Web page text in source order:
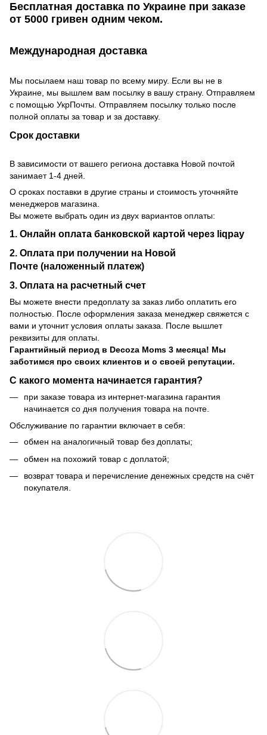
Бесплатная доставка по Украине при заказе
от 5000 гривен одним чеком.
Международная доставка
Мы посылаем наш товар по всему миру. Если вы не в
Украине, мы вышлем вам посылку в вашу страну. Отправляем
с помощью УкрПочты. Отправляем посылку только после
полной оплаты за товар и за доставку.
Срок доставки
В зависимости от вашего региона доставка Новой почтой
занимает 1-4 дней.
О сроках поставки в другие страны и стоимость уточняйте
менеджеров магазина.
Вы можете выбрать один из двух вариантов оплаты:
1. Онлайн оплата банковской картой через liqpay
2. Оплата при получении на Новой
Почте (наложенный платеж)
3. Оплата на расчетный счет
Вы можете внести предоплату за заказ либо оплатить его
полностью. После оформления заказа менеджер свяжется с
вами и уточнит условия оплаты заказа. После вышлет
реквизиты для оплаты.
Гарантийный период в Decoza Moms 3 месяца! Мы
заботимся про своих клиентов и о своей репутации.
С какого момента начинается гарантия?
при заказе товара из интернет-магазина гарантия
начинается со дня получения товара на почте.
Обслуживание по гарантии включает в себя:
обмен на аналогичный товар без доплаты;
обмен на похожий товар с доплатой;
возврат товара и перечисление денежных средств на счёт
покупателя.